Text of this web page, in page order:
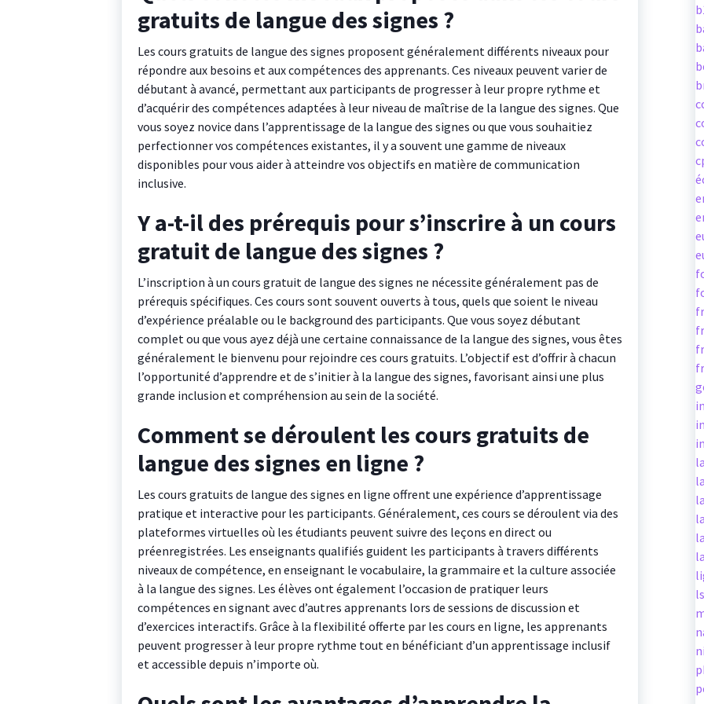
gratuits de langue des signes ?
Les cours gratuits de langue des signes proposent généralement différents niveaux pour
répondre aux besoins et aux compétences des apprenants. Ces niveaux peuvent varier de
débutant à avancé, permettant aux participants de progresser à leur propre rythme et
d’acquérir des compétences adaptées à leur niveau de maîtrise de la langue des signes. Que
vous soyez novice dans l’apprentissage de la langue des signes ou que vous souhaitiez
perfectionner vos compétences existantes, il y a souvent une gamme de niveaux
disponibles pour vous aider à atteindre vos objectifs en matière de communication
inclusive.
Y a-t-il des prérequis pour s’inscrire à un cours
gratuit de langue des signes ?
L’inscription à un cours gratuit de langue des signes ne nécessite généralement pas de
prérequis spécifiques. Ces cours sont souvent ouverts à tous, quels que soient le niveau
d’expérience préalable ou le background des participants. Que vous soyez débutant
complet ou que vous ayez déjà une certaine connaissance de la langue des signes, vous êtes
généralement le bienvenu pour rejoindre ces cours gratuits. L’objectif est d’offrir à chacun
l’opportunité d’apprendre et de s’initier à la langue des signes, favorisant ainsi une plus
grande inclusion et compréhension au sein de la société.
Comment se déroulent les cours gratuits de
langue des signes en ligne ?
Les cours gratuits de langue des signes en ligne offrent une expérience d’apprentissage
pratique et interactive pour les participants. Généralement, ces cours se déroulent via des
plateformes virtuelles où les étudiants peuvent suivre des leçons en direct ou
préenregistrées. Les enseignants qualifiés guident les participants à travers différents
niveaux de compétence, en enseignant le vocabulaire, la grammaire et la culture associée
à la langue des signes. Les élèves ont également l’occasion de pratiquer leurs
compétences en signant avec d’autres apprenants lors de sessions de discussion et
d’exercices interactifs. Grâce à la flexibilité offerte par les cours en ligne, les apprenants
peuvent progresser à leur propre rythme tout en bénéficiant d’un apprentissage inclusif
et accessible depuis n’importe où.
fr